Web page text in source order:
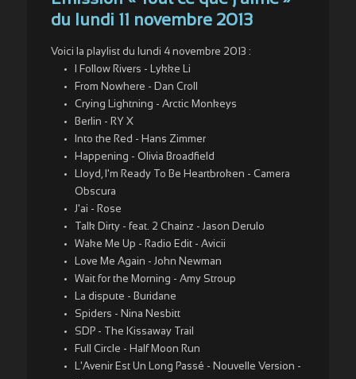
du lundi 11 novembre 2013
Voici la playlist du lundi 4 novembre 2013 :
I Follow Rivers - Lykke Li
From Nowhere - Dan Croll
Crying Lightning - Arctic Monkeys
Berlin - RY X
Into the Red - Hans Zimmer
Happening - Olivia Broadfield
Lloyd, I'm Ready To Be Heartbroken - Camera
Obscura
J'ai - Rose
Talk Dirty - feat. 2 Chainz - Jason Derulo
Wake Me Up - Radio Edit - Avicii
Love Me Again - John Newman
Wait for the Morning - Amy Stroup
La dispute - Buridane
Spiders - Nina Nesbitt
SDP - The Kissaway Trail
Full Circle - Half Moon Run
L'Avenir Est Un Long Passé - Nouvelle Version -